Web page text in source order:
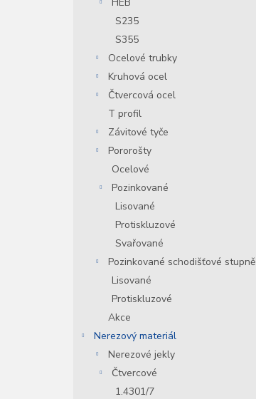
S235
S355
Ocelové trubky
Kruhová ocel
Čtvercová ocel
T profil
Závitové tyče
Pororošty
Ocelové
Pozinkované
Lisované
Protiskluzové
Svařované
Pozinkované schodišťové stupně
Lisované
Protiskluzové
Akce
Nerezový materiál
Nerezové jekly
Čtvercové
1.4301/7